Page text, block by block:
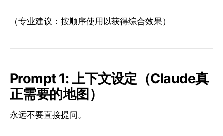
（专业建议：按顺序使用以获得综合效果）
Prompt 1: 上下文设定（Claude真
正需要的地图）
永远不要直接提问。